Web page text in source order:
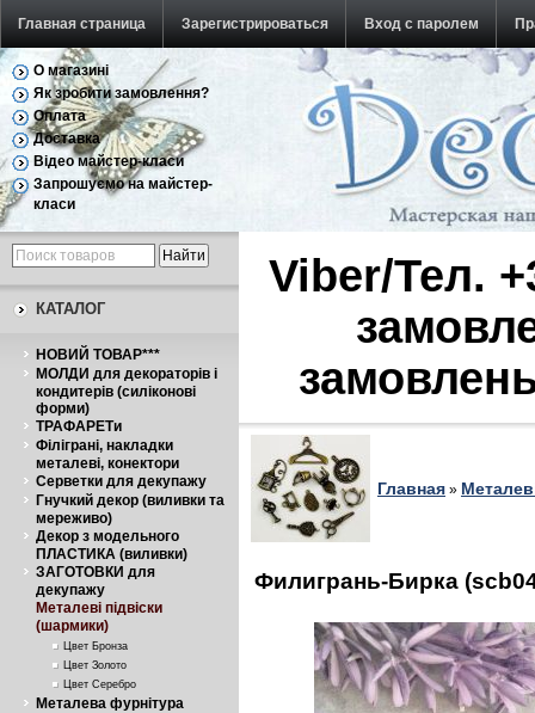
Главная страница Зарегистрироваться Вход с паролем
Обратная связь
О магазині
Як зробити замовлення?
Оплата
Доставка
Відео майстер-класи
Запрошуємо на майстер-
класи
КАТАЛОГ
НОВИЙ ТОВАР***
МОЛДИ для декораторів і
кондитерів (силіконові
форми)
ТРАФАРЕТи
Філіграні, накладки
металеві, конектори
Серветки для декупажу
Гнучкий декор (виливки та
мереживо)
Декор з модельного
ПЛАСТИКА (виливки)
ЗАГОТОВКИ для
декупажу
Металеві підвіски
(шармики)
Цвет Бронза
Цвет Золото
Цвет Серебро
Металева фурнітура
Viber/Тел.
Главная »
Филигрань-Бирка